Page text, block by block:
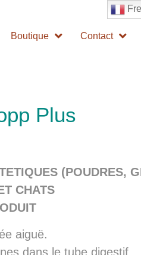
Boutique Contact
Plus
(POUDRES,
CHATS
aiguë.
dans le tube digestif.